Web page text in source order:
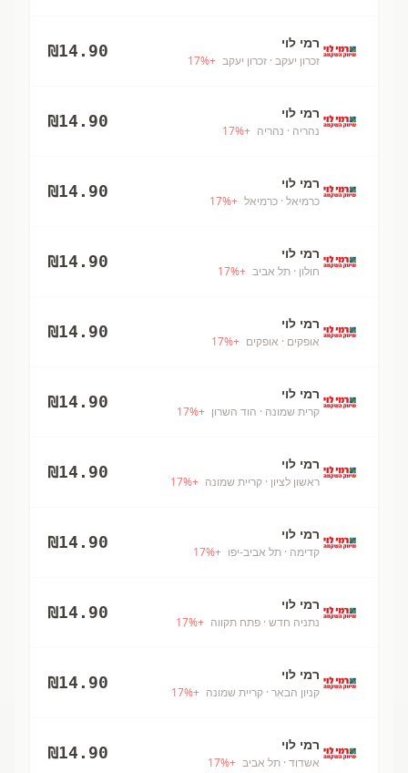
רמי לוי
זכרון יעקב · זכרון יעקב +
17%
₪14.90
רמי לוי
נהריה · נהריה +
17%
₪14.90
רמי לוי
כרמיאל · כרמיאל +
17%
₪14.90
רמי לוי
חולון · תל אביב +
17%
₪14.90
רמי לוי
אופקים · אופקים +
17%
₪14.90
רמי לוי
קרית שמונה · הוד השרון +
17%
₪14.90
רמי לוי
ראשון לציון · קריית שמונה +
17%
₪14.90
רמי לוי
קדימה · תל אביב-יפו +
17%
₪14.90
רמי לוי
נתניה חדש · פתח תקווה +
17%
₪14.90
רמי לוי
קניון הבאר · קריית שמונה +
17%
₪14.90
רמי לוי
אשדוד · תל אביב +
17%
₪14.90